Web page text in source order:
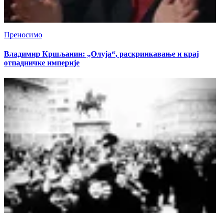
Преносимо
Владимир Кршљанин: „Олуја“, раскринкавање и крај
отпадничке империје